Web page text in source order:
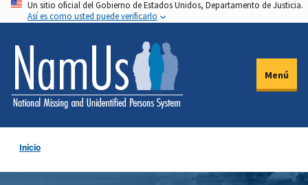
Pasar
al
contenido
principal
Un sitio oficial del Gobierno de Estados Unidos, Departamento de Justicia.
Así es como usted puede verificarlo
Menú
Inicio